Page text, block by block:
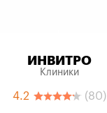
ИНВИТРО
Клиники
4.2 (80)